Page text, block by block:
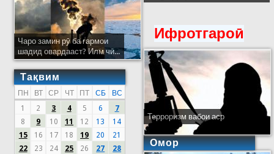
Чаро замин рӯ ба гармои
шадид овардааст? Илм чӣ...
Тақвим
ПН ВТ СР ЧТ ПТ СБ
ВС
1
2 3 4 5 6
7
8
9 10 11 12 13
14
15
16 17 18 19 20
21
22
23 24 25 26 27
28
Ифротгароӣ
Терроризм вабои аср
Омор